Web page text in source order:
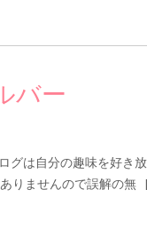
バー
自分の趣味を好き
りませんので誤解の